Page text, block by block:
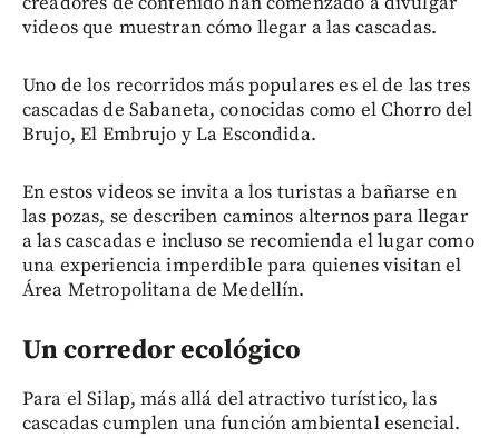
videos que muestran cómo llegar a las cascadas.
Uno de los recorridos más populares es el de las tres
cascadas de Sabaneta, conocidas como el Chorro del
Brujo, El Embrujo y La Escondida.
En estos videos se invita a los turistas a bañarse en
las pozas, se describen caminos alternos para llegar
a las cascadas e incluso se recomienda el lugar como
una experiencia imperdible para quienes visitan el
Área Metropolitana de Medellín.
Un corredor ecológico
Para el Silap, más allá del atractivo turístico, las
cascadas cumplen una función ambiental esencial.